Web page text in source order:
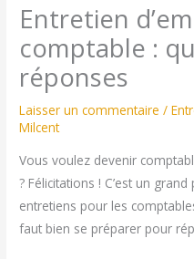
Entretien
comptable :
réponses
Laisser un commentaire /
Milcent
Vous voulez devenir
? Félicitations ! C’est un
entretiens pour les
faut bien se préparer pour